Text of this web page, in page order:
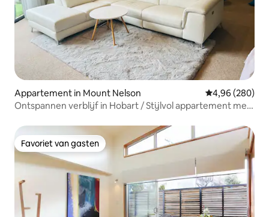
Appartement in Mount Nelson Gemiddelde
4,96 (280)
Ontspannen verblijf in Hobart / Stijlvol appartement met
Favoriet van gasten
Favoriet van gasten